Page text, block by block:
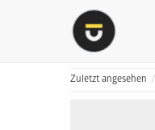
Zuletzt angesehen